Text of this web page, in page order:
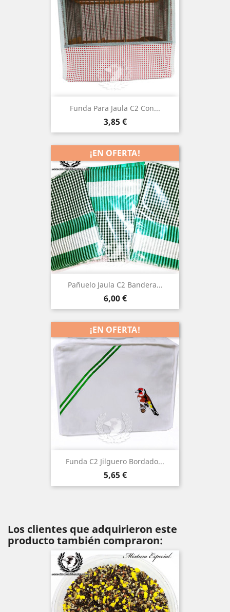
Funda Para Jaula C2 Con...
Precio
3,85 €
Pañuelo Jaula C2 Bandera...
Precio
6,00 €
¡EN OFERTA!
Funda C2 Jilguero Bordado...
Precio
5,65 €
¡EN OFERTA!
Los clientes que adquirieron este
producto también compraron: